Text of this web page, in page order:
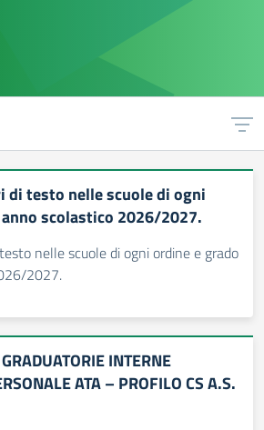
di testo nelle scuole di ogni
scolastico 2026/2027.
nelle scuole di ogni ordine e grado
2027.
INTERNE
ATA – PROFILO CS A.S.